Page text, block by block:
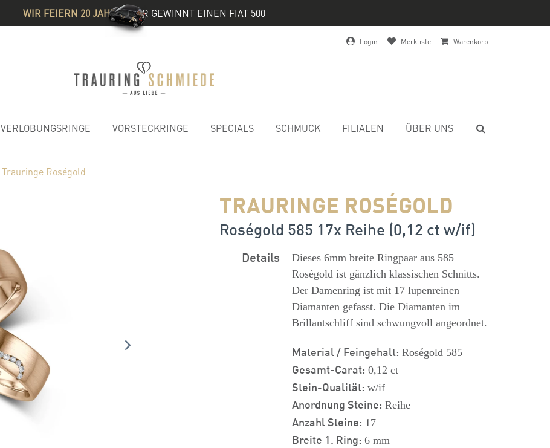
WIR FEIERN 20 JAHRE& IHR GEWINNT EINEN FIAT 500
Login Merkliste Warenkorb
VERLOBUNGSRINGE VORSTECKRINGE SPECIALS SCHMUCK FILIALEN ÜBER UNS
Trauringe Roségold
TRAURINGE ROSÉGOLD
Roségold 585 17x Reihe (0,12 ct w/if)
Details
Dieses 6mm breite Ringpaar aus 585
Roségold ist gänzlich klassischen Schnitts.
Der Damenring ist mit 17 lupenreinen
Diamanten gefasst. Die Diamanten im
Brillantschliff sind schwungvoll angeordnet.
Material / Feingehalt: Roségold 585
Gesamt-Carat: 0,12 ct
Stein-Qualität: w/if
Anordnung Steine: Reihe
Anzahl Steine: 17
Breite 1. Ring: 6 mm